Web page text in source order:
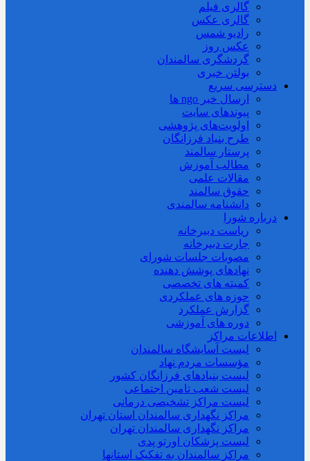
گالری فیلم
گالری عکس
رادیو شمس
عکس روز
گردشگری سالمندان
بولتن خبری
دسترسی سریع
ارسال خبر ngo ها
پیوندهای سایت
اولویت‌های پژوهشی
طرح بنیاد فرزانگان
پرستار سالمند
مطالب آموزش
مقالات علمی
حقوق سالمند
دانشنامه سالمندی
درباره شورا
ریاست دبیرخانه
چارت دبیرخانه
مصوبات جلسات شورای
نهادهای پوشش دهنده
کمیته های تخصصی
حوزه های عملکردی
گزارش عملکرد
دوره های آموزشی
اطلاعات مراکز
لیست آسایشگاه سالمندان
مؤسسات مردم نهاد
لیست بنیادهای فرزانگان کشور
لیست شعب تامین اجتماعی
لیست مراکز تشخیصی درمانی
مراکز نگهداری سالمندان استان تهران
مراکز نگهداری سالمندان تهران
لیست پزشکان اورتو پدی
مراکز سالمندان به تفکیک استانها